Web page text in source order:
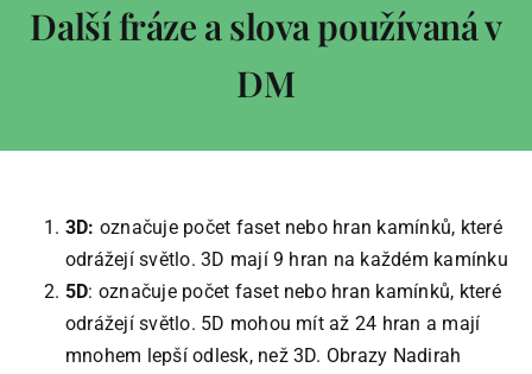
Další fráze a slova používaná v
DM
3D: označuje počet faset nebo hran kamínků, které
odrážejí světlo. 3D mají 9 hran na každém kamínku
5D: označuje počet faset nebo hran kamínků, které
odrážejí světlo. 5D mohou mít až 24 hran a mají
mnohem lepší odlesk, než 3D. Obrazy Nadirah